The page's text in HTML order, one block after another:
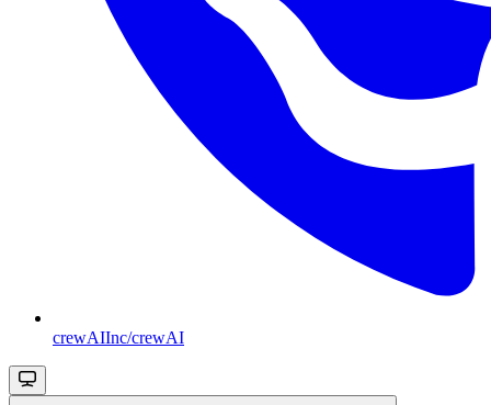
crewAIInc/crewAI